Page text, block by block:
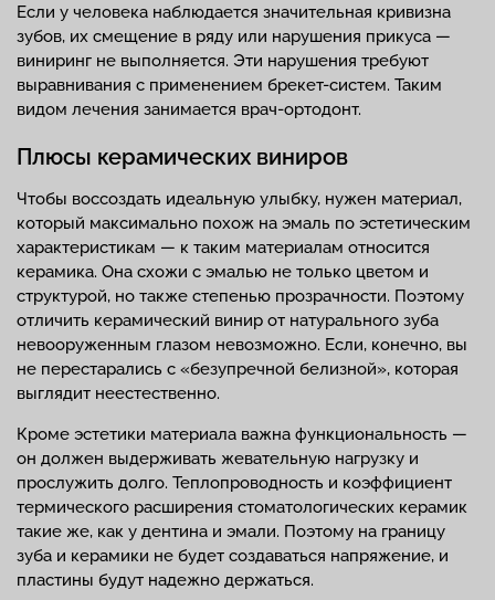
Если у человека наблюдается значительная кривизна
зубов, их смещение в ряду или нарушения прикуса —
виниринг не выполняется. Эти нарушения требуют
выравнивания с применением брекет-систем. Таким
видом лечения занимается врач-ортодонт.
Плюсы керамических виниров
Чтобы воссоздать идеальную улыбку, нужен материал,
который максимально похож на эмаль по эстетическим
характеристикам — к таким материалам относится
керамика. Она схожи с эмалью не только цветом и
структурой, но также степенью прозрачности. Поэтому
отличить керамический винир от натурального зуба
невооруженным глазом невозможно. Если, конечно, вы
не перестарались с «безупречной белизной», которая
выглядит неестественно.
Кроме эстетики материала важна функциональность —
он должен выдерживать жевательную нагрузку и
прослужить долго. Теплопроводность и коэффициент
термического расширения стоматологических керамик
такие же, как у дентина и эмали. Поэтому на границу
зуба и керамики не будет создаваться напряжение, и
пластины будут надежно держаться.